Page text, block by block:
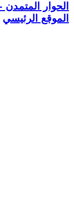
الحوار المتمدن
الموقع الرئيسي